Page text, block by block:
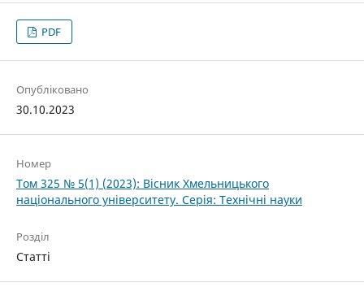
PDF
Опубліковано
30.10.2023
Номер
Том 325 № 5(1) (2023): Вісник Хмельницького
національного університету. Серія: Технічні науки
Розділ
Статті